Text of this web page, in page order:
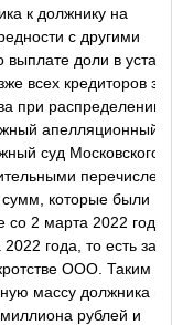
к должнику на
с другими
выплате доли в
всех кредиторов за
при распределении
апелляционный
суд Московского
сумм, которые были
2 марта 2022 года,
года, то есть за 6
ООО. Таким
массу должника
рублей и